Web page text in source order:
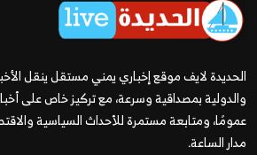
الحديدة لايف موقع إخباري يمني مستقل ينقل
والدولية بمصداقية وسرعة، مع تركيز خاص على
عمومًا، ومتابعة مستمرة للأحداث السياسية
مدار الساعة.